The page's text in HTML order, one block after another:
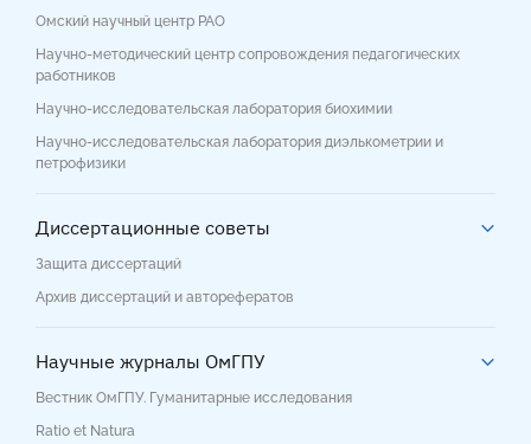
Омский научный центр РАО
Научно-методический центр сопровождения педагогических
работников
Научно-исследовательская лаборатория биохимии
Научно-исследовательская лаборатория диэлькометрии и
петрофизики
Диссертационные советы
Защита диссертаций
Архив диссертаций и авторефератов
Научные журналы ОмГПУ
Вестник ОмГПУ. Гуманитарные исследования
Ratio et Natura